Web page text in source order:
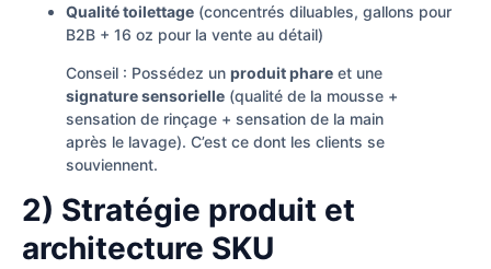
Qualité toilettage (concentrés diluables, gallons pour
B2B + 16 oz pour la vente au détail)
Conseil : Possédez un produit phare et une
signature sensorielle (qualité de la mousse +
sensation de rinçage + sensation de la main
après le lavage). C’est ce dont les clients se
souviennent.
2) Stratégie produit et
architecture SKU